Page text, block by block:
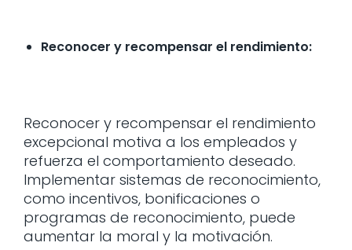
Reconocer y recompensar el rendimiento:
Reconocer y recompensar el rendimiento
excepcional motiva a los empleados y
refuerza el comportamiento deseado.
Implementar sistemas de reconocimiento,
como incentivos, bonificaciones o
programas de reconocimiento, puede
aumentar la moral y la motivación.